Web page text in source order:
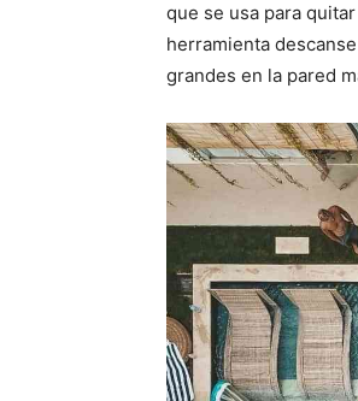
que se usa para
herramienta
grandes en la pared